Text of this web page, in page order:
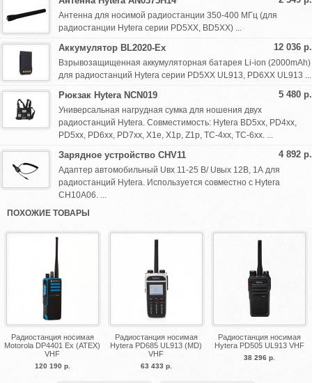
Антенна для носимой радиостанции 350-400 МГц (для
радиостанции Hytera серии PD5ХХ, BD5XX) ...
12 036 р.
Аккумулятор BL2020-Ex
Взрывозащищенная аккумуляторная батарея Li-ion (2000mAh)
для радиостанций Hytera серии PD5XX UL913, PD6XX UL913 ...
5 480 р.
Рюкзак Hytera NCN019
Универсальная нагрудная сумка для ношения двух
радиостанций Hytera. Совместимость: Hytera BD5xx, PD4xx,
PD5xx, PD6xx, PD7xx, X1e, X1p, Z1p, TC-4xx, TC-6xx. ...
4 892 р.
Зарядное устройство CHV11
Адаптер автомобильный Uвх 11-25 В/ Uвых 12В, 1А для
радиостанций Hytera. Используется совместно с Hytera
CH10A06. ...
ПОХОЖИЕ ТОВАРЫ
Радиостанция носимая
Motorola DP4401 Ex (ATEX)
VHF
120 190 р.
Радиостанция носимая
Hytera PD685 UL913 (MD)
VHF
63 433 р.
Радиостанция носимая
Hytera PD505 UL913 VHF
38 296 р.